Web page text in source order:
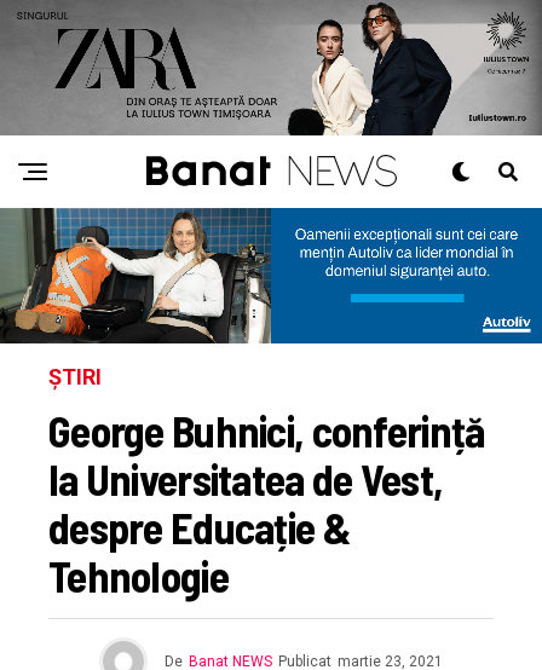
ȘTIRI
George Buhnici, conferință
la Universitatea de Vest,
despre Educație &
Tehnologie
De Banat NEWS Publicat martie 23, 2021